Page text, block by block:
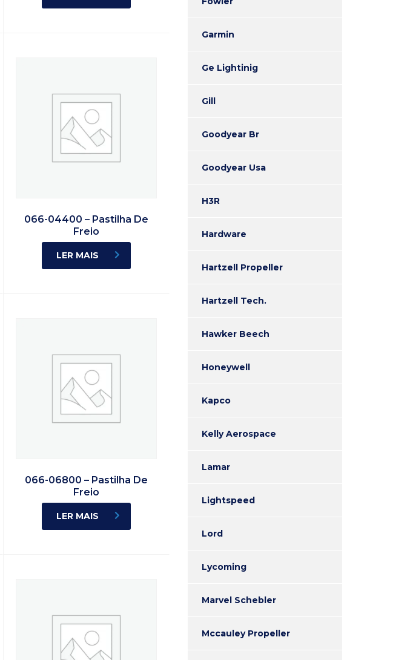
066-04400 – Pastilha De
Freio
LER MAIS
066-06800 – Pastilha De
Freio
LER MAIS
Garmin
Ge Lightinig
Gill
Goodyear Br
Goodyear Usa
H3R
Hardware
Hartzell Propeller
Hartzell Tech.
Hawker Beech
Honeywell
Kapco
Kelly Aerospace
Lamar
Lightspeed
Lord
Lycoming
Marvel Schebler
Mccauley Propeller